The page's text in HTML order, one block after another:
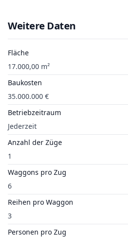
Weitere Daten
Fläche
17.000,00 m²
Baukosten
35.000.000 €
Betriebzeitraum
Jederzeit
Anzahl der Züge
1
Waggons pro Zug
6
Reihen pro Waggon
3
Personen pro Zug